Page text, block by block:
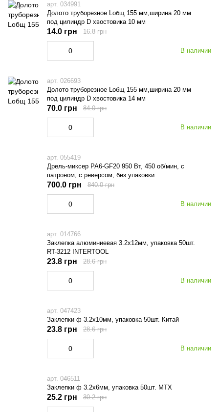
арт. 034991
Долото труборезное Lобщ 155 мм,ширина 20 мм
под цилиндр D хвостовика 10 мм
В наличии
14.0 грн 16.8 грн
арт. 026693
Долото труборезное Lобщ 155 мм,ширина 20 мм
под цилиндр D хвостовика 14 мм
В наличии
70.0 грн 84.0 грн
арт. 055419
Дрель-миксер PA6-GF20 950 Вт, 450 об/мин, с
патроном, с реверсом, без упаковки
В наличии
700.0 грн 840.0 грн
арт. 014766
Заклепка алюминиевая 3.2х12мм, упаковка 50шт.
RT-3212 INTERTOOL
В наличии
23.8 грн 28.6 грн
арт. 047423
Заклепки ф 3.2х10мм, упаковка 50шт. Китай
В наличии
23.8 грн 28.6 грн
арт. 046511
Заклепки ф 3.2х6мм, упаковка 50шт. МТХ
25.2 грн 30.2 грн